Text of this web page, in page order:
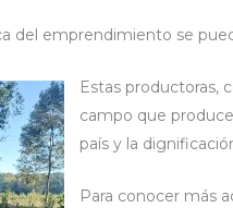
del emprendimiento se
Estas productoras,
campo que
país y la
Para conocer más